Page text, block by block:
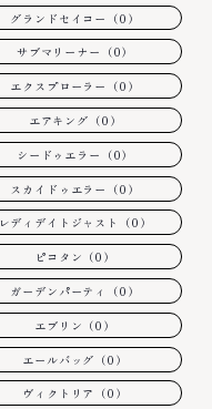
グランドセイコー（0）
サブマリーナー（0）
エクスプローラー（0）
エアキング（0）
シードゥエラー（0）
スカイドゥエラー（0）
レディデイトジャスト（0）
ピコタン（0）
ガーデンパーティ（0）
エブリン（0）
エールバッグ（0）
ヴィクトリア（0）